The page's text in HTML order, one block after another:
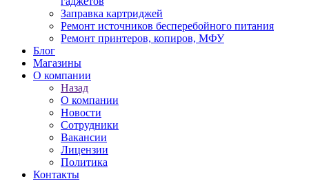
Заправка картриджей
Ремонт источников бесперебойного питания
Ремонт принтеров, копиров, МФУ
Блог
Магазины
О компании
Назад
О компании
Новости
Сотрудники
Вакансии
Лицензии
Политика
Контакты